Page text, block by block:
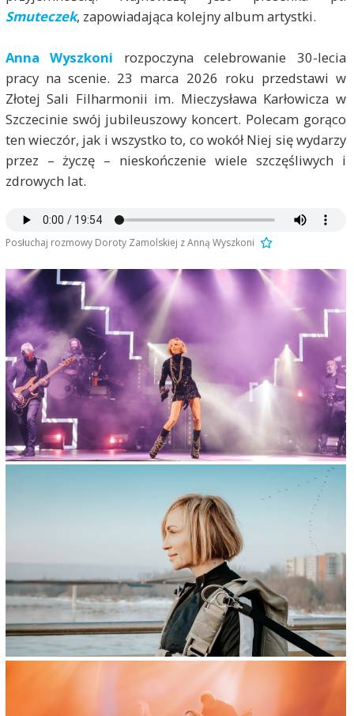
Smuteczek, zapowiadająca kolejny album artystki.
Anna Wyszkoni rozpoczyna celebrowanie 30-lecia
pracy na scenie. 23 marca 2026 roku przedstawi w
Złotej Sali Filharmonii im. Mieczysława Karłowicza w
Szczecinie swój jubileuszowy koncert. Polecam gorąco
ten wieczór, jak i wszystko to, co wokół Niej się wydarzy
przez – życzę – nieskończenie wiele szczęśliwych i
zdrowych lat.
Posłuchaj rozmowy Doroty Zamolskiej z Anną Wyszkoni